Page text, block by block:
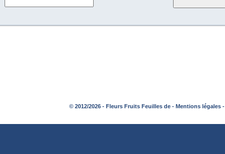
© 2012/2026 - Fleurs Fruits Feuilles de - Mentions légales -